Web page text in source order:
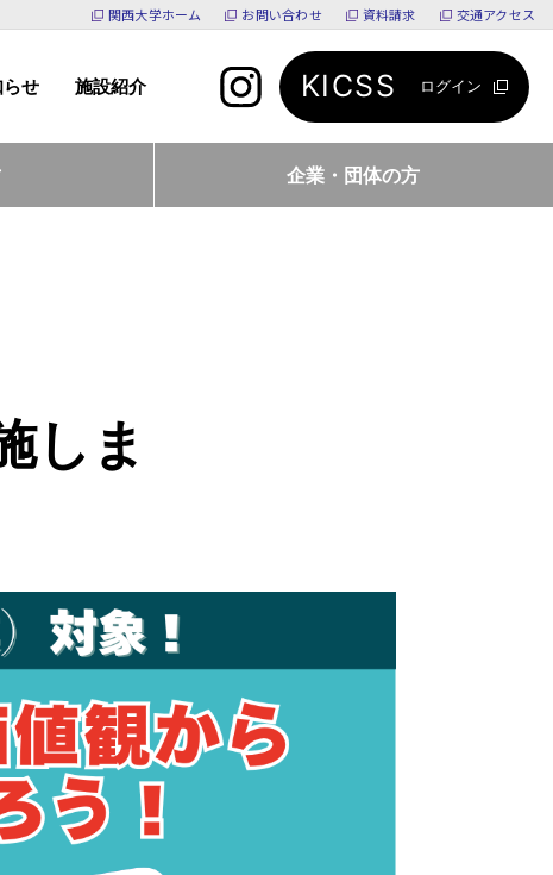
関西大学ホーム お問い合わせ 資料請求 交通アクセス
KICSS ログイン
せ 施設紹介
企業・団体の方
しま